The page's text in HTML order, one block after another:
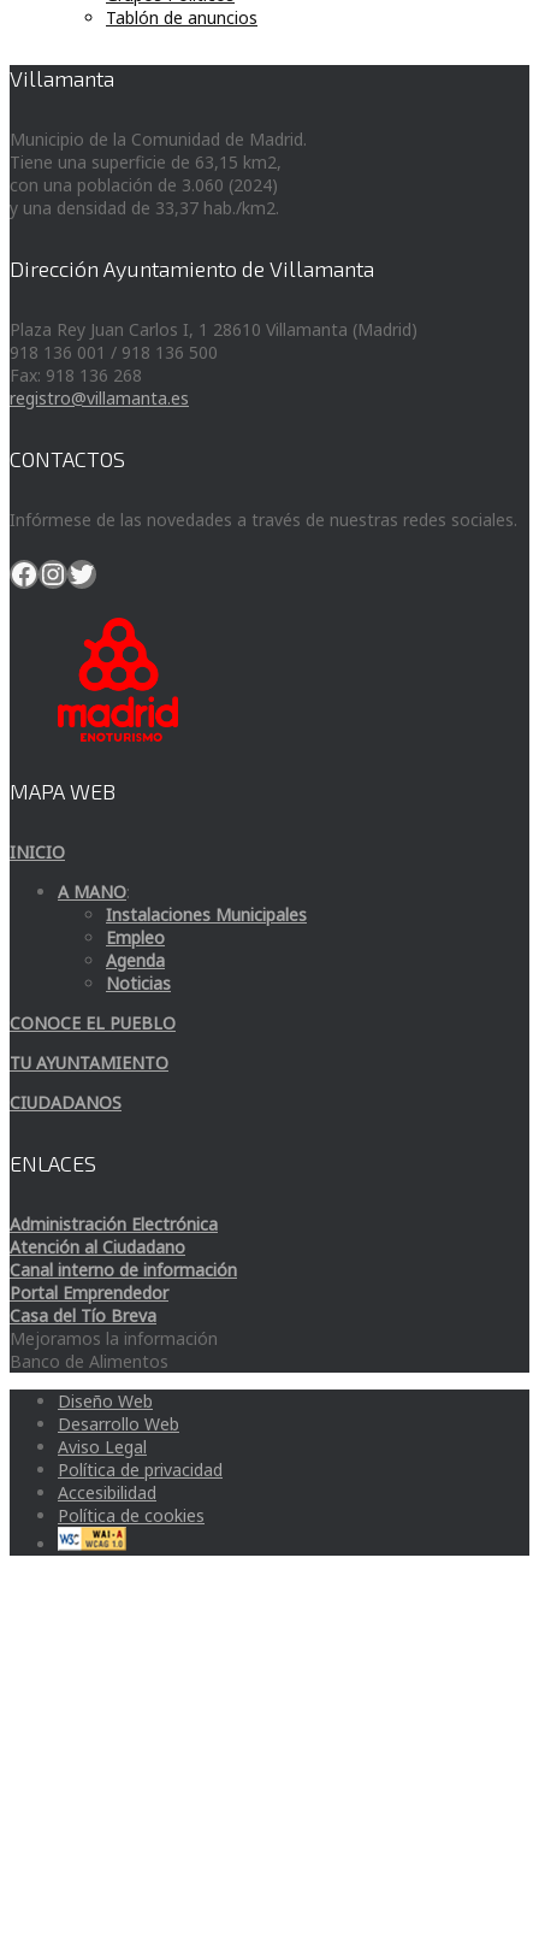
Tablón de anuncios
Villamanta
Municipio de la Comunidad de Madrid.
Tiene una superficie de 63,15 km2,
con una población de 3.060 (2024)
y una densidad de 33,37 hab./km2.
Dirección Ayuntamiento de Villamanta
Plaza Rey Juan Carlos I, 1 28610 Villamanta (Madrid)
918 136 001 / 918 136 500
Fax: 918 136 268
registro@villamanta.es
CONTACTOS
Infórmese de las novedades a través de nuestras redes sociales.
Facebook
Instagram
Twitter
MAPA WEB
INICIO
A MANO:
Instalaciones Municipales
Empleo
Agenda
Noticias
CONOCE EL PUEBLO
TU AYUNTAMIENTO
CIUDADANOS
ENLACES
Administración Electrónica
Atención al Ciudadano
Canal interno de información
Portal Emprendedor
Casa del Tío Breva
Mejoramos la información
Banco de Alimentos
Diseño Web
Desarrollo Web
Aviso Legal
Política de privacidad
Accesibilidad
Política de cookies